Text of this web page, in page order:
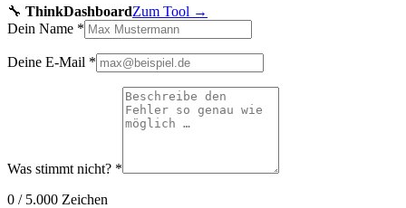
🔧 ThinkDashboardZum Tool →
Dein Name *
Deine E-Mail *
Was stimmt nicht? *
0 / 5.000 Zeichen